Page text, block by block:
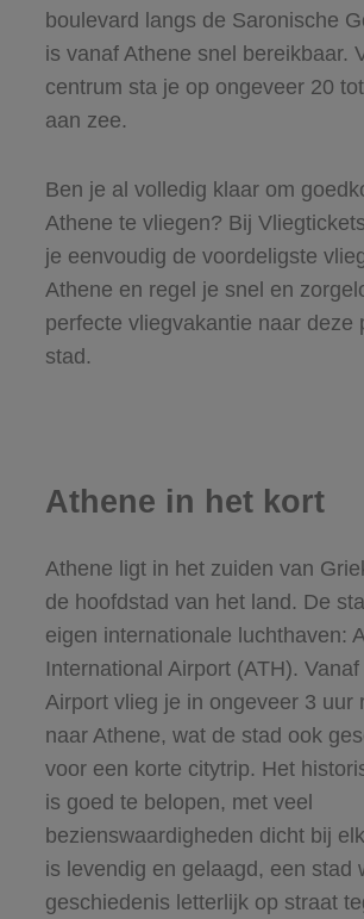
boulevard langs de Saronische
is vanaf Athene snel bereikbaar.
centrum sta je op ongeveer 20
aan zee.
Ben je al volledig klaar om
Athene te vliegen? Bij
je eenvoudig de voordeligste
Athene en regel je snel en
perfecte vliegvakantie naar deze
stad.
Athene in het kort
Athene ligt in het zuiden van
de hoofdstad van het land. De
eigen internationale luchthaven:
International Airport (ATH).
Airport vlieg je in ongeveer 3 uur
naar Athene, wat de stad ook
voor een korte citytrip. Het
is goed te belopen, met veel
bezienswaardigheden dicht bij
is levendig en gelaagd, een stad
geschiedenis letterlijk op straat